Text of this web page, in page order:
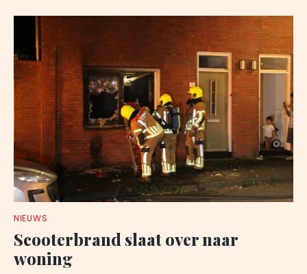
NIEUWS
Scooterbrand slaat over naar
woning